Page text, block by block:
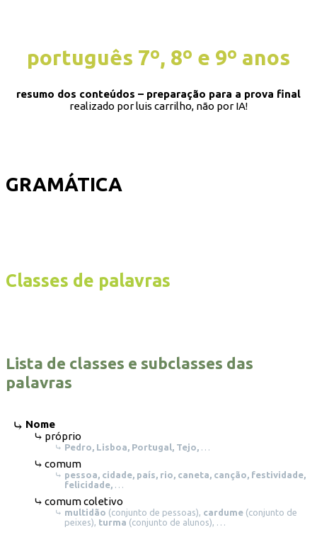
português 7º, 8º e 9º anos
resumo dos conteúdos – preparação para a prova final
realizado por luis carrilho, não por IA!
GRAMÁTICA
Classes de palavras
Lista de classes e subclasses das
palavras
Nome
próprio
Pedro, Lisboa, Portugal, Tejo, …
comum
pessoa, cidade, país, rio, caneta, canção, festividade,
felicidade, …
comum coletivo
multidão (conjunto de pessoas), cardume (conjunto de
peixes), turma (conjunto de alunos), …